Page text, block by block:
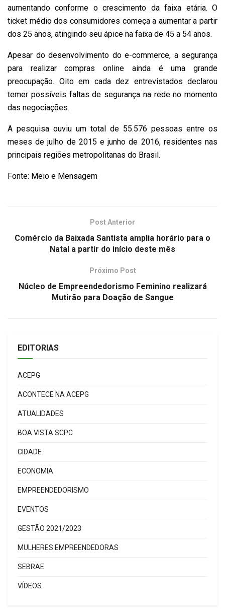
aumentando conforme o crescimento da faixa etária. O
ticket médio dos consumidores começa a aumentar a partir
dos 25 anos, atingindo seu ápice na faixa de 45 a 54 anos.
Apesar do desenvolvimento do e-commerce, a segurança
para realizar compras online ainda é uma grande
preocupação. Oito em cada dez entrevistados declarou
temer possíveis faltas de segurança na rede no momento
das negociações.
A pesquisa ouviu um total de 55.576 pessoas entre os
meses de julho de 2015 e junho de 2016, residentes nas
principais regiões metropolitanas do Brasil.
Fonte: Meio e Mensagem
Post Anterior
Comércio da Baixada Santista amplia horário para o
Natal a partir do início deste mês
Próximo Post
Núcleo de Empreendedorismo Feminino realizará
Mutirão para Doação de Sangue
EDITORIAS
ACEPG
ACONTECE NA ACEPG
ATUALIDADES
BOA VISTA SCPC
CIDADE
ECONOMIA
EMPREENDEDORISMO
EVENTOS
GESTÃO 2021/2023
MULHERES EMPREENDEDORAS
SEBRAE
VÍDEOS